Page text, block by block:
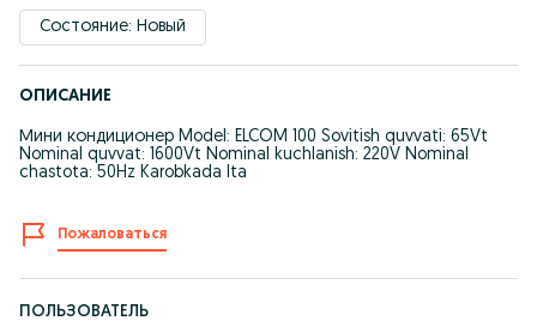
Состояние: Новый
ОПИСАНИЕ
Мини кондиционер Model: ELCOM 100 Sovitish quvvati: 65Vt
Nominal quvvat: 1600Vt Nominal kuchlanish: 220V Nominal
chastota: 50Hz Karobkada Ita
Пожаловаться
ПОЛЬЗОВАТЕЛЬ